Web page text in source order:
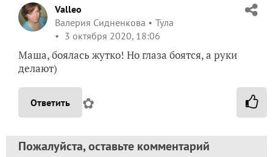
Valleo
Валерия Сидненкова
Тула
3 октября 2020, 18:06
Маша, боялась жутко! Но глаза боятся, а руки
делают)
Ответить ✿
Пожалуйста, оставьте комментарий